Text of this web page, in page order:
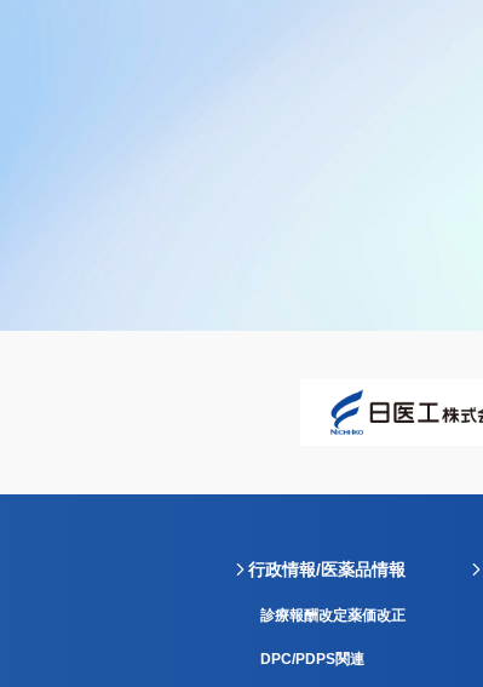
行政情報/医薬品情報
診療報酬改定薬価改正
DPC/PDPS関連